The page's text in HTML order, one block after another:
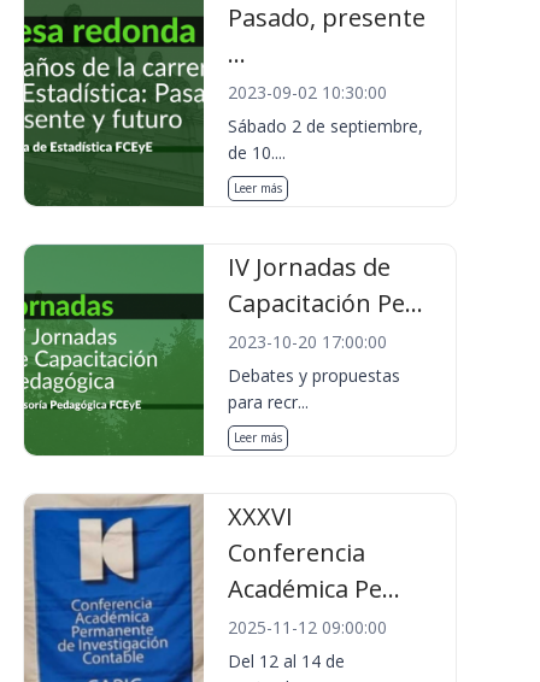
Pasado, presente
...
2023-09-02 10:30:00
Sábado 2 de septiembre,
de 10....
Leer más
IV Jornadas de
Capacitación Pe...
2023-10-20 17:00:00
Debates y propuestas
para recr...
Leer más
XXXVI
Conferencia
Académica Pe...
2025-11-12 09:00:00
Del 12 al 14 de